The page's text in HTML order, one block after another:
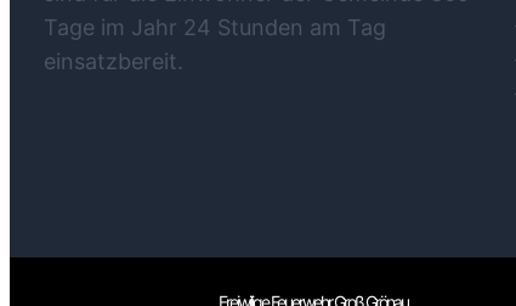
Tage im Jahr 24 Stunden am Tag
einsatzbereit.
Freiwilige Feuerwehr Groß Grönau